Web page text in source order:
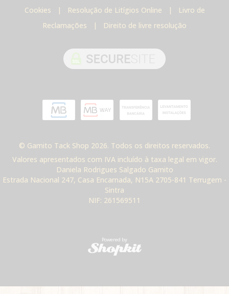
Cookies | Resolução de Litígios Online |
Livro de
Reclamações | Direito de livre resolução
© Gamito Tack Shop 2026. Todos os direitos reservados.
Valores apresentados com IVA incluído à taxa legal em vigor.
Daniela Rodrigues Salgado Gamito
Estrada Nacional 247, Casa Encarnada, N15A 2705-841 Terrugem -
Sintra
NIF: 261569511
Powered by